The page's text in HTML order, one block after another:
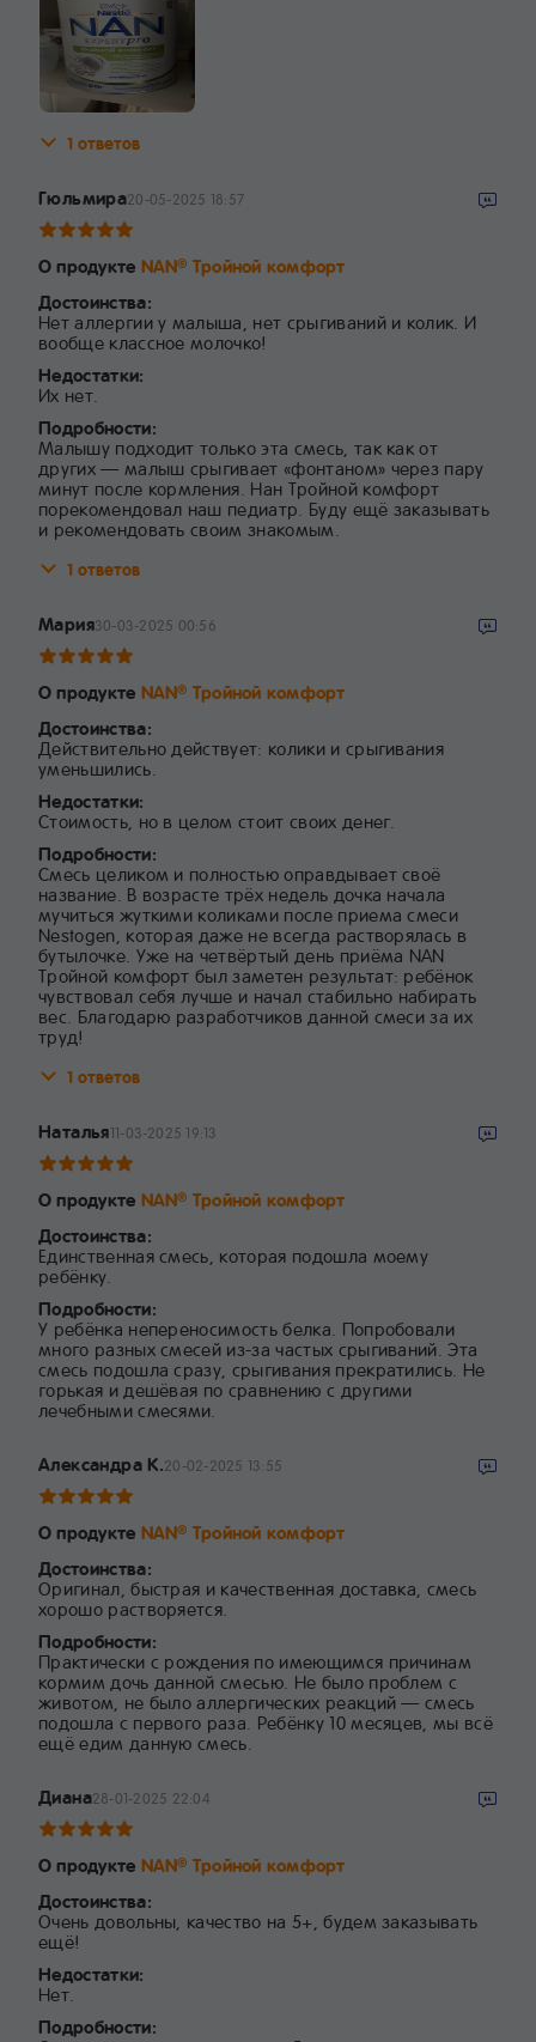
1 ответов
Гюльмира20-05-2025 18:57
О продукте NAN® Тройной комфорт
Достоинства:
Нет аллергии у малыша, нет срыгиваний и колик. И
вообще классное молочко!
Недостатки:
Их нет.
Подробности:
Малышу подходит только эта смесь, так как от
других — малыш срыгивает «фонтаном» через пару
минут после кормления. Нан Тройной комфорт
порекомендовал наш педиатр. Буду ещё заказывать
и рекомендовать своим знакомым.
1 ответов
Мария30-03-2025 00:56
О продукте NAN® Тройной комфорт
Достоинства:
Действительно действует: колики и срыгивания
уменьшились.
Недостатки:
Стоимость, но в целом стоит своих денег.
Подробности:
Смесь целиком и полностью оправдывает своё
название. В возрасте трёх недель дочка начала
мучиться жуткими коликами после приема смеси
Nestogen, которая даже не всегда растворялась в
бутылочке. Уже на четвёртый день приёма NAN
Тройной комфорт был заметен результат: ребёнок
чувствовал себя лучше и начал стабильно набирать
вес. Благодарю разработчиков данной смеси за их
труд!
1 ответов
Наталья11-03-2025 19:13
О продукте NAN® Тройной комфорт
Достоинства:
Единственная смесь, которая подошла моему
ребёнку.
Подробности:
У ребёнка непереносимость белка. Попробовали
много разных смесей из-за частых срыгиваний. Эта
смесь подошла сразу, срыгивания прекратились. Не
горькая и дешёвая по сравнению с другими
лечебными смесями.
Александра К.20-02-2025 13:55
О продукте NAN® Тройной комфорт
Достоинства:
Оригинал, быстрая и качественная доставка, смесь
хорошо растворяется.
Подробности:
Практически с рождения по имеющимся причинам
кормим дочь данной смесью. Не было проблем с
животом, не было аллергических реакций — смесь
подошла с первого раза. Ребёнку 10 месяцев, мы всё
ещё едим данную смесь.
Диана28-01-2025 22:04
О продукте NAN® Тройной комфорт
Достоинства:
Очень довольны, качество на 5+, будем заказывать
ещё!
Недостатки:
Нет.
Подробности: